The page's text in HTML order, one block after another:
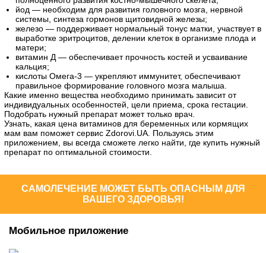
йод — необходим для развития головного мозга, нервной
системы, синтеза гормонов щитовидной железы;
железо — поддерживает нормальный тонус матки, участвует в
выработке эритроцитов, делении клеток в организме плода и
матери;
витамин Д — обеспечивает прочность костей и усваивание
кальция;
кислоты Омега-3 — укрепляют иммунитет, обеспечивают
правильное формирование головного мозга малыша.
Какие именно вещества необходимо принимать зависит от
индивидуальных особенностей, цели приема, срока гестации.
Подобрать нужный препарат может только врач.
Узнать, какая цена витаминов для беременных или кормящих
мам вам поможет сервис Zdorovi.UA. Пользуясь этим
приложением, вы всегда сможете легко найти, где купить нужный
препарат по оптимальной стоимости.
САМОЛЕЧЕНИЕ МОЖЕТ БЫТЬ ОПАСНЫМ ДЛЯ
ВАШЕГО ЗДОРОВЬЯ!
Мобильное приложение